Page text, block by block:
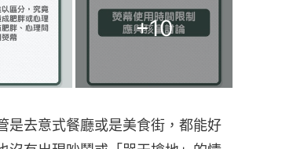
+10
是去意式餐廳或是美食街，都能好